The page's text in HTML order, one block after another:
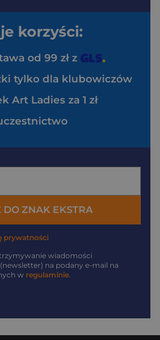
korzyści:
od 99 zł z
tylko dla klubowiczów
Art Ladies za 1 zł
DO ZNAK EKSTRA
prywatności
wiadomości
na podany e-mail na
w regulaminie.